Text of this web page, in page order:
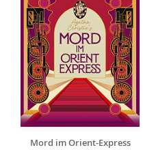
Mord im Orient-Express